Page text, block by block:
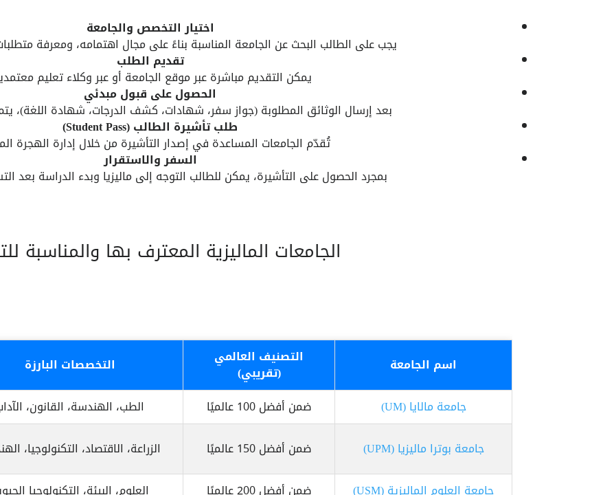
اختيار التخصص والجامعة
يجب على الطالب البحث عن الجامعة المناسبة بناءً على مجال اهتمامه، ومعرفة
تقديم الطلب
يمكن التقديم مباشرة عبر موقع الجامعة أو عبر وكلاء تعليم
الحصول على قبول مبدئي
بعد إرسال الوثائق المطلوبة (جواز سفر، شهادات، كشف الدرجات، شهادة اللغة)،
طلب تأشيرة الطالب (Student Pass)
تُقدّم الجامعات المساعدة في إصدار التأشيرة من خلال إدارة الهجرة
السفر والاستقرار
بمجرد الحصول على التأشيرة، يمكن للطالب التوجه إلى ماليزيا وبدء الدراسة بعد
الجامعات الماليزية المعترف بها والمناسبة
اسم الجامعة التصنيف العالمي
(تقريبي) التخصصات البارزة
جامعة مالايا (UM)
ضمن أفضل 100 عالميًا الطب، الهندسة، القانون،
جامعة بوترا ماليزيا (UPM)
ضمن أفضل 150 عالميًا الزراعة، الاقتصاد، التكنولوجيا،
جامعة العلوم الماليزية (USM)
ضمن أفضل 200 عالميًا العلوم، البيئة، التكنولوجيا